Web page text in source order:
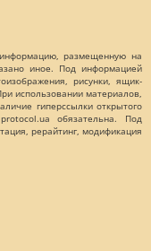
размещенную на
иное. Под информацией
рисунки, ящик-
использовании материалов,
гиперссылки открытого
обязательна. Под
рерайтинг, модификация